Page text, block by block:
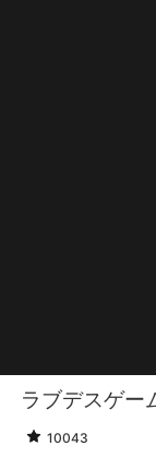
ラブデスゲー
10043